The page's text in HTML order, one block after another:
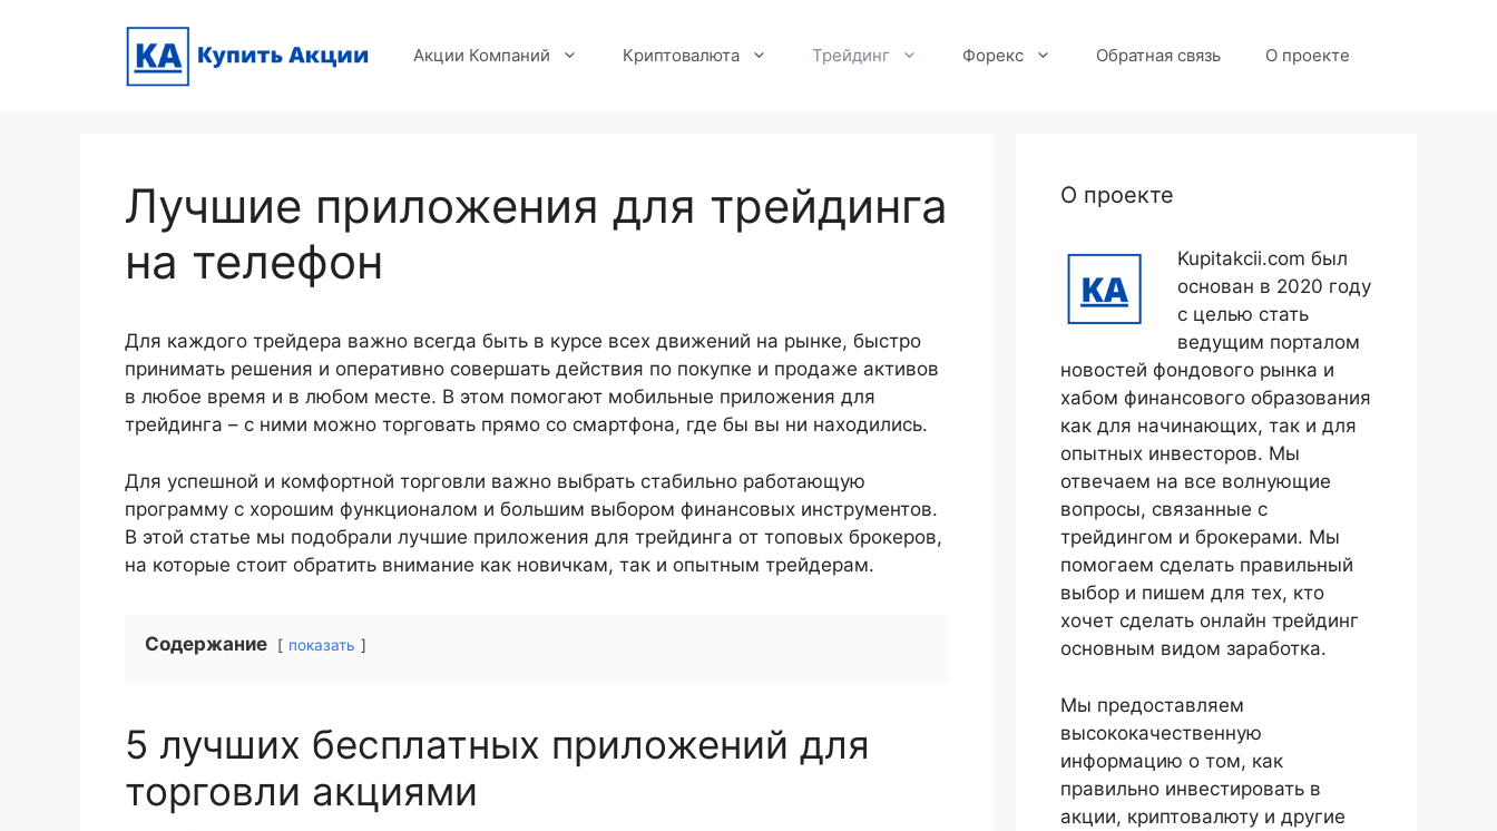
Акции Компаний Криптовалюта Трейдинг Форекс Обратная связь О проекте
Лучшие приложения для трейдинга
на телефон
Для каждого трейдера важно всегда быть в курсе всех движений на рынке, быстро
принимать решения и оперативно совершать действия по покупке и продаже активов
в любое время и в любом месте. В этом помогают мобильные приложения для
трейдинга – с ними можно торговать прямо со смартфона, где бы вы ни находились.
Для успешной и комфортной торговли важно выбрать стабильно работающую
программу с хорошим функционалом и большим выбором финансовых инструментов.
В этой статье мы подобрали лучшие приложения для трейдинга от топовых брокеров,
на которые стоит обратить внимание как новичкам, так и опытным трейдерам.
Содержание показать
5 лучших бесплатных приложений для
торговли акциями
О проекте
Kupitakcii.com был
основан в 2020 году
с целью стать
ведущим порталом
новостей фондового рынка и
хабом финансового образования
как для начинающих, так и для
опытных инвесторов. Мы
отвечаем на все волнующие
вопросы, связанные с
трейдингом и брокерами. Мы
помогаем сделать правильный
выбор и пишем для тех, кто
хочет сделать онлайн трейдинг
основным видом заработка.
Мы предоставляем
высококачественную
информацию о том, как
правильно инвестировать в
акции, криптовалюту и другие